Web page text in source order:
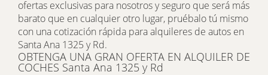
ofertas exclusivas para nosotros y seguro que será más
barato que en cualquier otro lugar, pruébalo tú mismo
con una cotización rápida para alquileres de autos en
Santa Ana 1325 y Rd.
OBTENGA UNA GRAN OFERTA EN ALQUILER DE
COCHES Santa Ana 1325 y Rd